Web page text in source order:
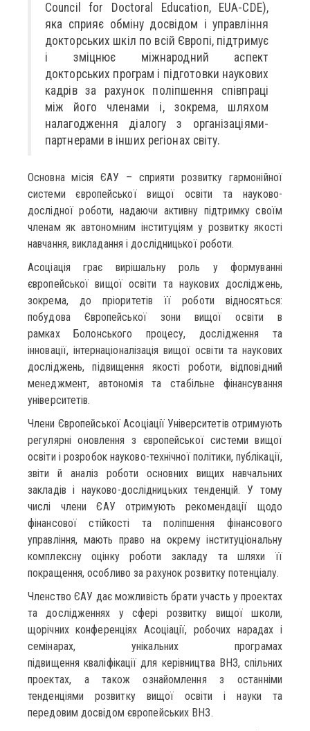
Council for Doctoral Education, EUA-CDE),
яка сприяє обміну досвідом і управління
докторських шкіл по всій Європі, підтримує
і зміцнює міжнародний аспект
докторських програм і підготовки наукових
кадрів за рахунок поліпшення співпраці
між його членами і, зокрема, шляхом
налагодження діалогу з організаціями-
партнерами в інших регіонах світу.
Основна місія ЄАУ – сприяти розвитку гармонійної
системи європейської вищої освіти та науково-
дослідної роботи, надаючи активну підтримку своїм
членам як автономним інституціям у розвитку якості
навчання, викладання і дослідницької роботи.
Асоціація грає вирішальну роль у формуванні
європейської вищої освіти та наукових досліджень,
зокрема, до пріоритетів її роботи відносяться:
побудова Європейської зони вищої освіти в
рамках Болонського процесу, дослідження та
інновації, інтернаціоналізація вищої освіти та наукових
досліджень, підвищення якості роботи, відповідний
менеджмент, автономія та стабільне фінансування
університетів.
Члени Європейської Асоціації Університетів отримують
регулярні оновлення з європейської системи вищої
освіти і розробок науково-технічної політики, публікації,
звіти й аналіз роботи основних вищих навчальних
закладів і науково-дослідницьких тенденцій. У тому
числі члени ЄАУ отримують рекомендації щодо
фінансової стійкості та поліпшення фінансового
управління, мають право на окрему інституціональну
комплексну оцінку роботи закладу та шляхи її
покращення, особливо за рахунок розвитку потенціалу.
Членство ЄАУ дає можливість брати участь у проектах
та дослідженнях у сфері розвитку вищої школи,
щорічних конференціях Асоціації, робочих нарадах і
семінарах, унікальних програмах
підвищення кваліфікації для керівництва ВНЗ, спільних
проектах, а також ознайомлення з останніми
тенденціями розвитку вищої освіти і науки та
передовим досвідом європейських ВНЗ.